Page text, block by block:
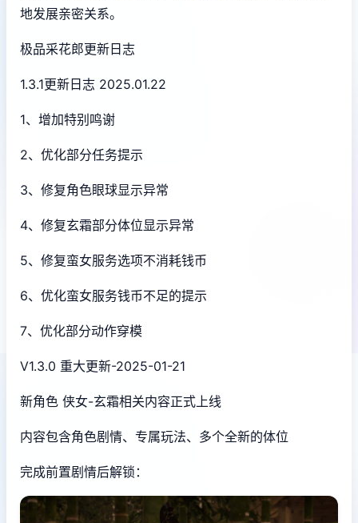
地发展亲密关系。
极品采花郎更新日志
1.3.1更新日志 2025.01.22
1、增加特别鸣谢
2、优化部分任务提示
3、修复角色眼球显示异常
4、修复玄霜部分体位显示异常
5、修复蛮女服务选项不消耗钱币
6、优化蛮女服务钱币不足的提示
7、优化部分动作穿模
V1.3.0 重大更新-2025-01-21
新角色 侠女-玄霜相关内容正式上线
内容包含角色剧情、专属玩法、多个全新的体位
完成前置剧情后解锁：